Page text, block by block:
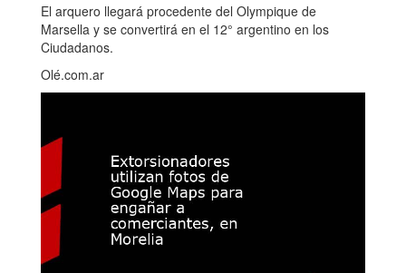
El arquero llegará procedente del Olympique de
Marsella y se convertirá en el 12° argentino en los
Ciudadanos.
Olé.com.ar